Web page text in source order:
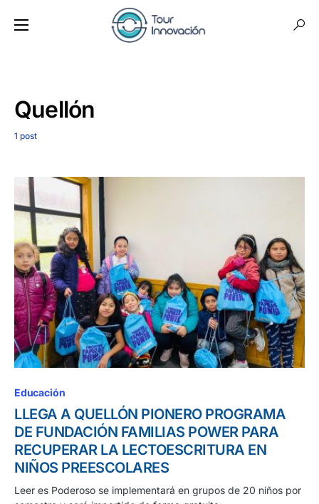
Quellón
1 post
Educación
LLEGA A QUELLÓN PIONERO PROGRAMA
DE FUNDACIÓN FAMILIAS POWER PARA
RECUPERAR LA LECTOESCRITURA EN
NIÑOS PREESCOLARES
Leer es Poderoso se implementará en grupos de 20 niños por